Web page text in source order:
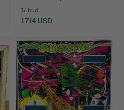
17 bud
1 714 USD